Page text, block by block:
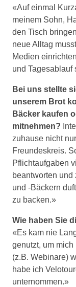
«Auf einmal
meinem Sohn,
den Tisch
neue Alltag
Medien
und Tagesablauf
Bei uns stellte
unserem Brot
Bäcker kaufen
mitnehmen?
zuhause nicht
Freundeskreis.
Pflichtaufgaben
beantworten
und -Bäckern
zu backen.»
Wie haben Sie
«Es kam nie
genutzt, um
(z.B. Webinare)
habe ich
unternommen.»